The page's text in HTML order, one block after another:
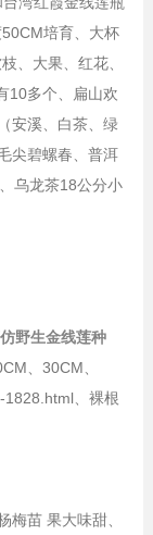
培育、大杯
、大果、红花、
10多个、扁山欢
安溪、白茶、绿
尖碧螺春、普洱
乌龙茶18公分小
野生金线莲种
、30CM、
1828.html、裸根
梅苗 果大味甜、